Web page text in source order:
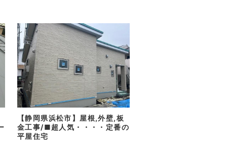
【静岡県浜松市】屋根,外壁,板
金工事/■超人気・・・・定番の
平屋住宅